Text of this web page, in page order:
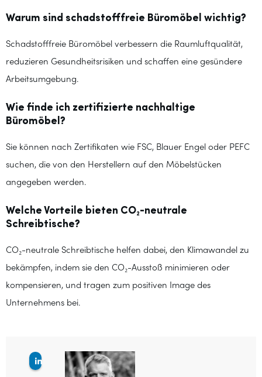
Warum sind schadstofffreie Büromöbel wichtig?
Schadstofffreie Büromöbel verbessern die Raumluftqualität,
reduzieren Gesundheitsrisiken und schaffen eine gesündere
Arbeitsumgebung.
Wie finde ich zertifizierte nachhaltige
Büromöbel?
Sie können nach Zertifikaten wie FSC, Blauer Engel oder PEFC
suchen, die von den Herstellern auf den Möbelstücken
angegeben werden.
Welche Vorteile bieten CO₂-neutrale
Schreibtische?
CO₂-neutrale Schreibtische helfen dabei, den Klimawandel zu
bekämpfen, indem sie den CO₂-Ausstoß minimieren oder
kompensieren, und tragen zum positiven Image des
Unternehmens bei.